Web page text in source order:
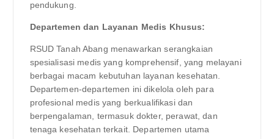
pendukung.
Departemen dan Layanan Medis Khusus:
RSUD Tanah Abang menawarkan serangkaian
spesialisasi medis yang komprehensif, yang melayani
berbagai macam kebutuhan layanan kesehatan.
Departemen-departemen ini dikelola oleh para
profesional medis yang berkualifikasi dan
berpengalaman, termasuk dokter, perawat, dan
tenaga kesehatan terkait. Departemen utama